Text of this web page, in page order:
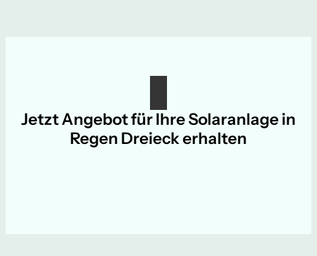
Jetzt Angebot für Ihre Solaranlage in
Regen Dreieck erhalten